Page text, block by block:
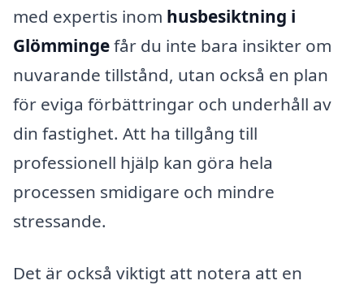
med expertis inom husbesiktning i
Glömmingefår du inte bara insikter om
nuvarande tillstånd, utan också en plan
för eviga förbättringar och underhåll av
din fastighet. Att ha tillgång till
professionell hjälp kan göra hela
processen smidigare och mindre
stressande.
Det är också viktigt att notera att en